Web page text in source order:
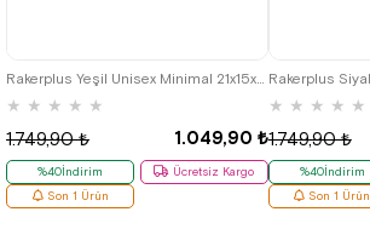
Rakerplus Yeşil Unisex Minimal 21x15x5 cm Bel ve Göğüs Çantası
★ ★ ★ ★ ★
1.049,90 ₺
1.749,90 ₺
%40İndirim
Ücretsiz Kargo
Son 1 Ürün
★ ★ ★ ★ ★
1.749,90 ₺
%40İndirim
Son 1 Ürün